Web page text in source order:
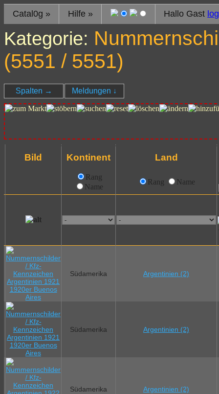
Catal0g » Hilfe » Hallo Gast
Kategorie:
(5551 / 5551)
Spalten → Meldungen ↓
Bild Kontinent Land
Rang
Name
Rang Name
Südamerika Argentinien (2)
Südamerika Argentinien (2)
Südamerika Argentinien (2)